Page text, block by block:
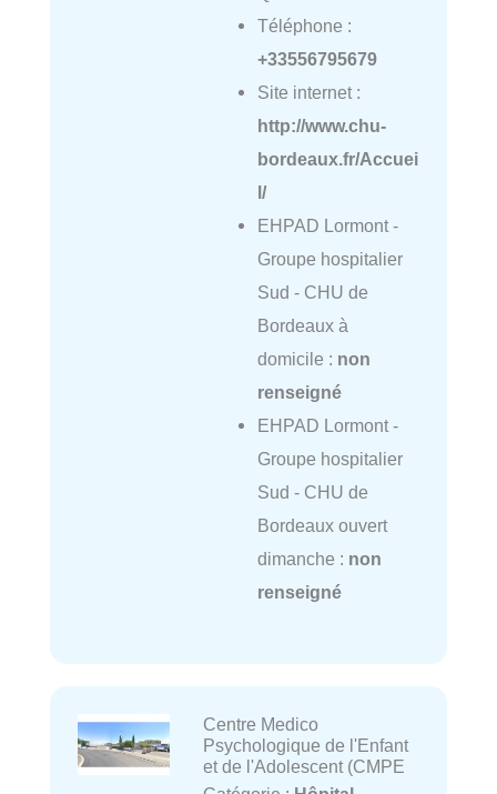
Téléphone :
+33556795679
Site internet :
http://www.chu-
bordeaux.fr/Accuei
l/
EHPAD Lormont -
Groupe hospitalier
Sud - CHU de
Bordeaux à
domicile : non
renseigné
EHPAD Lormont -
Groupe hospitalier
Sud - CHU de
Bordeaux ouvert
dimanche : non
renseigné
Centre Medico
Psychologique de l'Enfant
et de l'Adolescent (CMPE